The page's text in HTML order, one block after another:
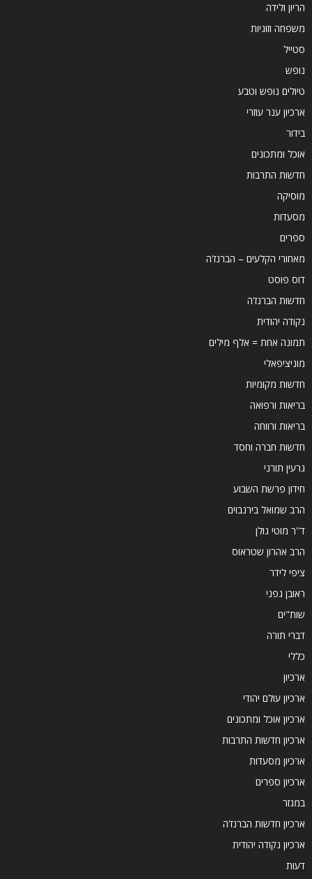
הריון ולידה
משפחה וזוגיות
סטייל
נופש
טיולים נופש וטבע
ארכיון ענר עוזרי
בידור
אוכל ומתכונים
חדשות התרבות
מוסיקה
מסעדות
ספרים
מאחורי הקלעים – הברנז'ה
דוס פוסט
חדשות הברנז'ה
נקודה יהודית
תמונה אחת = אלף מילים
מוניציפאלי
חדשות מקומיות
בריאות ורפואה
בריאות ורווחה
חדשות חברה וחסד
גרעין תורני
חידון פרשת השבוע
הרב שמואל בירנבוים
ד''ר מוטי גולן
הרב אהרון שטראוס
ציפי לידר
ראובן גפני
שות"ים
דברי תורה
כללי
ארכיון
ארכיון עולם יהודי
ארכיון אוכל ומתכונים
ארכיון חדשות התרבות
ארכיון מסעדות
ארכיון ספרים
במגזר
ארכיון חדשות הברנז'ה
ארכיון נקודה יהודית
דעות